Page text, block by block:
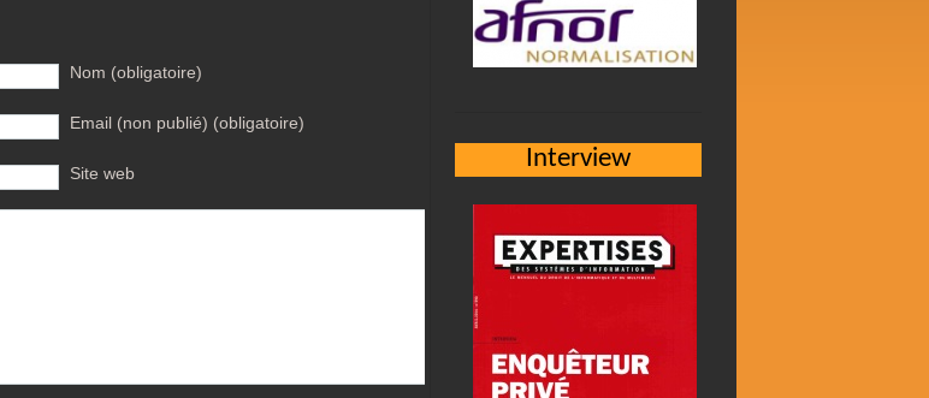
Nom (obligatoire)
Email (non publié) (obligatoire)
Site web
Interview